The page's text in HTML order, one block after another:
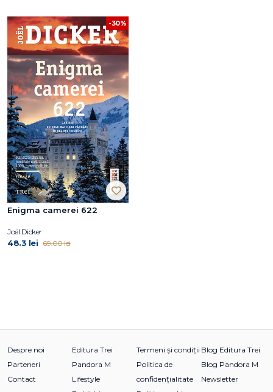
-30%
Enigma camerei 622
Joël Dicker
48.3 lei 69.00 lei
Despre noi
Parteneri
Contact
Editura Trei
Pandora M
Lifestyle
Termeni și condiții
Politica de
confidențialitate
Blog Editura Trei
Blog Pandora M
Newsletter